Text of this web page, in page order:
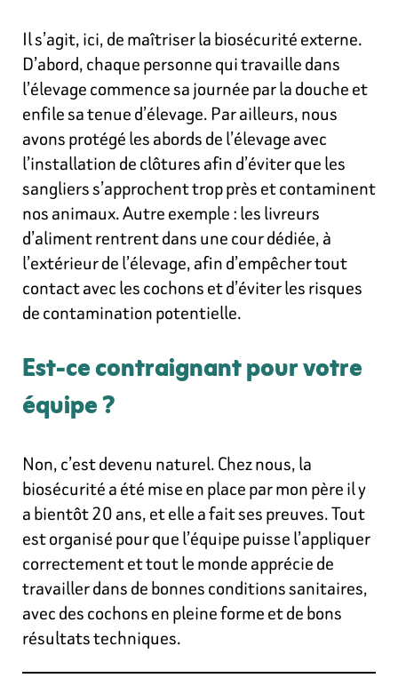
Il s’agit, ici, de maîtriser la biosécurité externe.
D’abord, chaque personne qui travaille dans
l’élevage commence sa journée par la douche et
enfile sa tenue d’élevage. Par ailleurs, nous
avons protégé les abords de l’élevage avec
l’installation de clôtures afin d’éviter que les
sangliers s’approchent trop près et contaminent
nos animaux. Autre exemple : les livreurs
d’aliment rentrent dans une cour dédiée, à
l’extérieur de l’élevage, afin d’empêcher tout
contact avec les cochons et d’éviter les risques
de contamination potentielle.
Est-ce contraignant pour votre
équipe ?
Non, c’est devenu naturel. Chez nous, la
biosécurité a été mise en place par mon père il y
a bientôt 20 ans, et elle a fait ses preuves. Tout
est organisé pour que l’équipe puisse l’appliquer
correctement et tout le monde apprécie de
travailler dans de bonnes conditions sanitaires,
avec des cochons en pleine forme et de bons
résultats techniques.